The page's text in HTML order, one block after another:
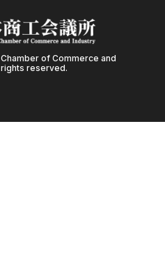
of Commerce and
reserved.